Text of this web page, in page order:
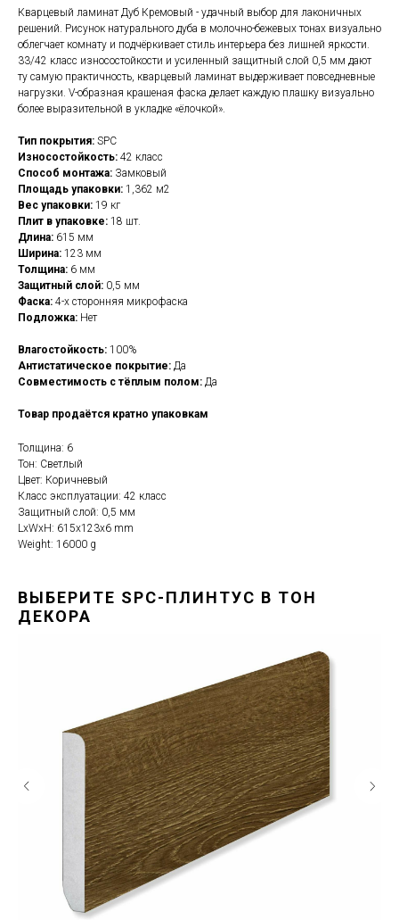
Кварцевый ламинат Дуб Кремовый - удачный выбор для лаконичных
решений. Рисунок натурального дуба в молочно-бежевых тонах визуально
облегчает комнату и подчёркивает стиль интерьера без лишней яркости.
33/42 класс износостойкости и усиленный защитный слой 0,5 мм дают
ту самую практичность, кварцевый ламинат выдерживает повседневные
нагрузки. V-образная крашеная фаска делает каждую плашку визуально
более выразительной в укладке «ёлочкой».
Тип покрытия: SPC
Износостойкость: 42 класс
Способ монтажа: Замковый
Площадь упаковки: 1,362 м2
Вес упаковки: 19 кг
Плит в упаковке: 18 шт.
Длина: 615 мм
Ширина: 123 мм
Толщина: 6 мм
Защитный слой: 0,5 мм
Фаска: 4-х сторонняя микрофаска
Подложка: Нет
Влагостойкость: 100%
Антистатическое покрытие: Да
Совместимость с тёплым полом: Да
Товар продаётся кратно упаковкам
Толщина: 6
Тон: Светлый
Цвет: Коричневый
Класс эксплуатации: 42 класс
Защитный слой: 0,5 мм
LxWxH: 615x123x6 mm
Weight: 16000 g
ВЫБЕРИТЕ SPC-ПЛИНТУС В ТОН
ДЕКОРА